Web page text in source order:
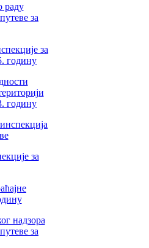
раду
за
за
годину
годину
за
надзора
за